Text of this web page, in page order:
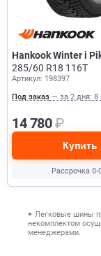
Hankook Winter i
W429A
285/60 R18 116T
Артикул: 198397
Под заказ — за 2 дня: 8
14 780₽
Купить
Рассрочка 0-
Легковые шины
некомплектом
менеджерами.